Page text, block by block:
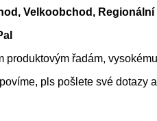
Velkoobchod,
produktovým řadám,
pls pošlete své dotazy